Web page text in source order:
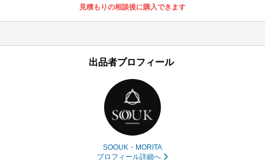
見積もりの相談後に購入できます
出品者プロフィール
SOOUK・MORITA
プロフィール詳細へ